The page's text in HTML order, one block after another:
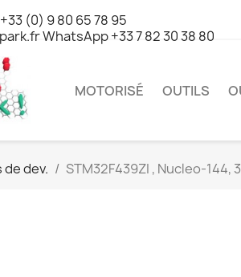
+33 (0) 9 80 65 78 95
WhatsApp +33 7 82 30 38 80
MOTORISÉ OUTILS
dev. STM32F439ZI , Nucleo-144,